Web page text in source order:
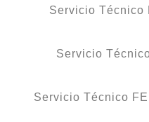
Servicio Técnico
Servicio
Servicio Técnico